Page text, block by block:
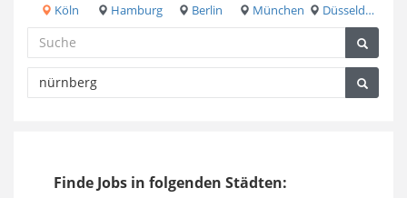
Köln Hamburg Berlin München Düsseldorf
Finde Jobs in folgenden Städten: